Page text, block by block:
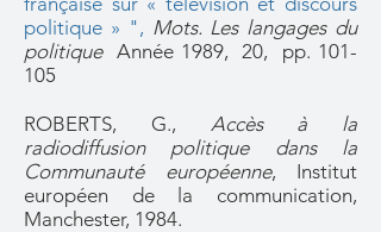
politique » ", Mots. Les langages du
politique Année 1989,20, pp. 101-
105
ROBERTS, G., Accès à la
radiodiffusion politique dans la
Communauté européenne, Institut
européen de la communication,
Manchester, 1984.